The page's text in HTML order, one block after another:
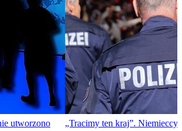
utworzono
„Tracimy ten kraj”. Niemieccy